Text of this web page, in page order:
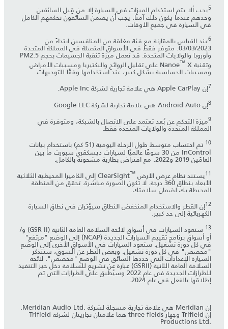
5‎يجب ألا يتم استخدام الميزات في السيارة إلا من قِبل السائقين
وحدهم عندما يكون ذلك آمنًا. يجب أن يضمن السائقون تحكمهم الكامل
في السيارة في جميع الأوقات.
6‎عند القياس بالمقارنة مع فئة مغلقة من المنافسين ابتداءً من
03/03/2023. متوفر فقط في الأسواق المتصلة في المملكة المتحدة
وأوروبا والولايات المتحدة. قد تعمل ميزة تنقية الجسيمات بحجم PM2.5
وتقنية Nanoe‎
™ X على تقليل الروائح والبكتيريا ومسببات الأمراض
ومسببات الحساسية بشكل كبير، عند استخدامها وفقًا للتوجيهات.
7
8
9‎ميزة التحكم عن بُعد تعتمد على الاتصال بالشبكة، ومتوفرة في
المملكة المتحدة والولايات المتحدة فقط.
10 تم احتساب متوسط طول الرحلة اليومية (51 كم) باستخدام بيانات
InControl من 30 سوقًا عالميًا لسيارات ديسكڤري سبورت ما بين
العامَين 2019 و2022. مع افتراض بطارية مشحونة بالكامل.
11
™‎ إلى الكاميرا المحيطية الثلاثية
الأبعاد بنطاق 360 درجة. لا تكون الصورة مباشرة. تحقق من المنطقة
المحيطة بك لضمان سلامتك.
12‎إن القطر والاستخدام المنخفض النطاق سيؤثران في نطاق السيارة
الكهربائية إلى حد كبير.
13 ستعود السيارات في أسواق لائحة السلامة العامة الثانية (GSR II) و/
أو أسواق برنامج تقييم السيارات الجديدة (NCAP) إلى الوضع "مرتفع"
في كل دورة تشغيل. ستعود السيارات في الأسواق الأخرى إلى الوضع
"مخصص" في كل دورة تشغيل. وبغض النظر عن السوق، ستتذكر
السيارة الإعدادات التي حددها السائق في الوضع "مخصص". لائحة
السلامة العامة الثانية (GSRII) عبارة عن تشريع للسلامة دخل حيز التنفيذ
للطرازات الجديدة في عام 2022 وسيُطبق على الطرازات التي تم
إطلاقها بالفعل في عام 2024.
إن Meridian هي علامة تجارية مسجلة لشركة Meridian Audio Ltd.‎.
إن ‏Trifield وجهاز three fields هما علامتان تجاريتان لشركة Trifield
Productions Ltd.‎